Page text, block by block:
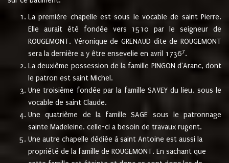
La première chapelle est sous le vocable de saint Pierre.
Elle aurait été fondée vers 1510 par le seigneur de
ROUGEMONT. Véronique de GRENAUD dite de ROUGEMONT
sera la dernière a y être ensevelie en avril 17367.
La deuxième possession de la famille PINGON d'Aranc, dont
le patron est saint Michel.
Une troisième fondée par la famille SAVEY du lieu, sous le
vocable de saint Claude.
Une quatrième de la famille SAGE sous le patronnage
sainte Madeleine. celle-ci a besoin de travaux rugent.
Une autre chapelle dédiée à saint Antoine est aussi la
propriété de la famille de ROUGEMONT. En sachant que